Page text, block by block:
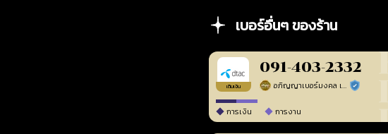
เบอร์อื่นๆ ของร้าน
เติมเงิน
091-403-2332
อภิญญาเบอร์มงคล เบอร์สวยเลขศาสตร์ ร้านยืนยันแล้ว
การเงิน การงาน